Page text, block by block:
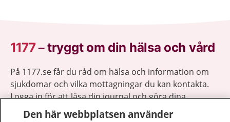
1177–tryggt om din hälsa och vård
På 1177.se får du råd om hälsa och information om
sjukdomar och vilka mottagningar du kan kontakta.
Logga in för att läsa din journal och göra dina
vårdärenden. Ring telefonnummer 1177 för
Den här webbplatsen använder